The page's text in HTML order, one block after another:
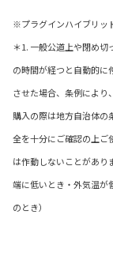
※プラグインハイブリッ
＊1. 一般公道上や閉め
の時間が経つと自動的
させた場合、条例により
購入の際は地方自治体
全を十分にご確認の上
は作動しないことがあり
端に低いとき・外気温が
のとき）